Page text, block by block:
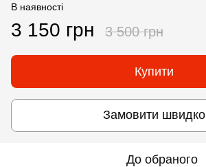
В наявності
3 150 грн 3 500 грн
Купити
Замовити швидко
До обраного